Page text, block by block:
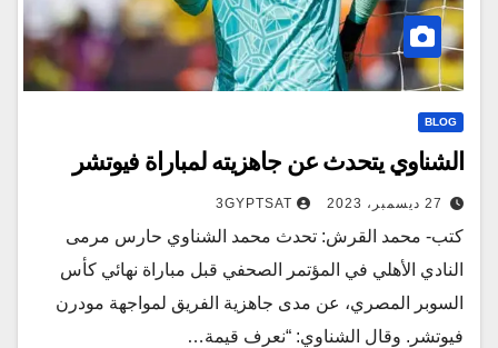
BLOG
الشناوي يتحدث عن جاهزيته لمباراة فيوتشر
27 ديسمبر، 2023 3GYPTSAT
كتب- محمد القرش: تحدث محمد الشناوي حارس مرمى
النادي الأهلي في المؤتمر الصحفي قبل مباراة نهائي كأس
السوبر المصري، عن مدى جاهزية الفريق لمواجهة مودرن
فيوتشر. وقال الشناوي: “نعرف قيمة…